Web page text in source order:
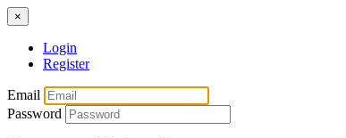
×
Login
Register
Email
Password